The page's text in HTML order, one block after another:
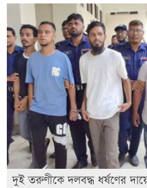
দুই তরুণীকে দলবদ্ধ ধর্ষণের